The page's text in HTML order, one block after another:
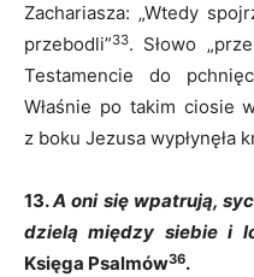
Zachariasza: „Wtedy
przebodli”33. Słowo
Testamencie do
Właśnie po takim ciosie
z boku Jezusa wypłynęła
13.A oni się wpatrują,
dzielą między siebie i
Księga Psalmów36.